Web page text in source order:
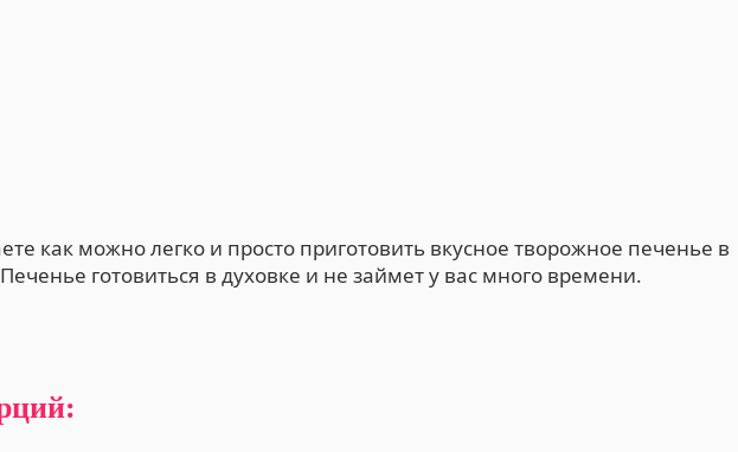
как можно легко и просто приготовить вкусное творожное печенье в
готовиться в духовке и не займет у вас много времени.